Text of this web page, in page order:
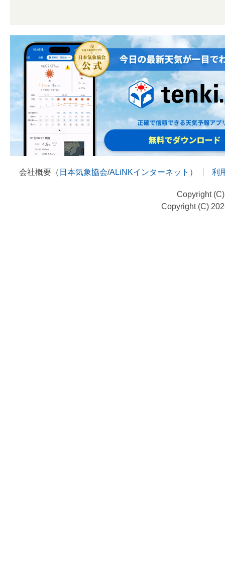
会社概要（ 日本気象協会/ALiNKインターネット ） 利
Copyright
Copyright (C)